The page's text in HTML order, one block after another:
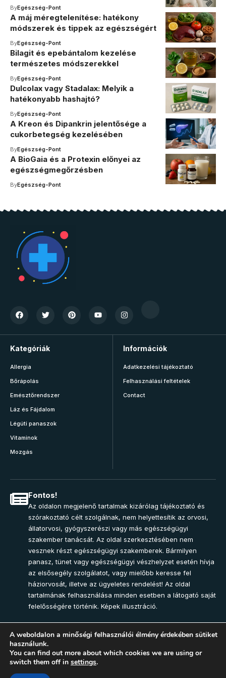
ByEgészség-Pont
A máj méregtelenítése: hatékony
módszerek és tippek az egészségért
ByEgészség-Pont
Bilagit és epebántalom kezelése
természetes módszerekkel
ByEgészség-Pont
Dulcolax vagy Stadalax: Melyik a
hatékonyabb hashajtó?
ByEgészség-Pont
A Kreon és Dipankrin jelentősége a
cukorbetegség kezelésében
ByEgészség-Pont
A BioGaia és a Protexin előnyei az
egészségmegőrzésben
ByEgészség-Pont
Kategóriák
Allergia
Bőrápolás
Emésztőrendszer
Láz és Fájdalom
Légúti panaszok
Vitaminok
Mozgás
Információk
Adatkezelési tájékoztató
Felhasználási feltételek
Contact
Fontos!
Az oldalon megjelenő tartalmak kizárólag tájékoztató és
szórakoztató célt szolgálnak, nem helyettesítik az orvosi,
állatorvosi, gyógyszerészi vagy más egészségügyi
szakember tanácsát. Az oldal szerkesztésében nem
vesznek részt egészségügyi szakemberek. Bármilyen
panasz, tünet vagy egészségügyi vészhelyzet esetén hívja
az elsősegély szolgálatot, vagy mielőbb keresse fel
háziorvosát, illetve az ügyeletes rendelést! Az oldal
tartalmának felhasználása minden esetben a látogató saját
felelősségére történik. Képek illusztráció.
Join Community
2025 – Egészség-Pont Magazin. Minden jog fenntartva.
A weboldalon a minőségi felhasználói élmény érdekében sütiket
használunk.
You can find out more about which cookies we are using or
switch them off in settings.